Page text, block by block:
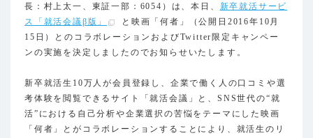
長：村上太一、東証一部：6054）は、本日、 新卒就活サービ
ス「就活会議β版」
と映画「何者」（公開日2016年10月
15日）とのコラボレーションおよびTwitter限定キャンペー
ンの実施を決定しましたのでお知らせいたします。
新卒就活生10万人が会員登録し、企業で働く人の口コミや選
考体験を閲覧できるサイト「就活会議」と、SNS世代の“就
活”における自己分析や企業選択の苦悩をテーマにした映画
「何者」とがコラボレーションすることにより、就活生のリ